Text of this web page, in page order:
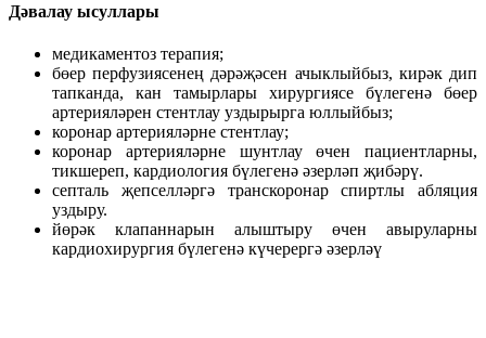
Дәвалау ысуллары
медикаментоз терапия;
бөер перфузиясенең дәрәҗәсен ачыклыйбыз, кирәк дип
тапканда, кан тамырлары хирургиясе бүлегенә бөер
артерияләрен стентлау уздырырга юллыйбыз;
коронар артерияләрне стентлау;
коронар артерияләрне шунтлау өчен пациентларны,
тикшереп, кардиология бүлегенә әзерләп җибәрү.
септаль җепселләргә транскоронар спиртлы абляция
уздыру.
йөрәк клапаннарын алыштыру өчен авыруларны
кардиохирургия бүлегенә күчерергә әзерләү